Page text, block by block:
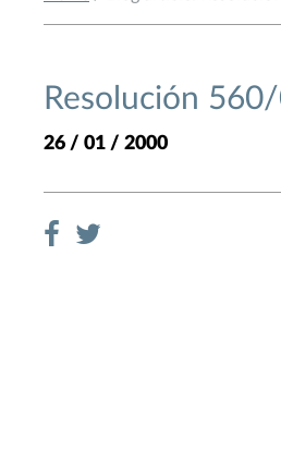
Resolución
26 / 01 / 2000